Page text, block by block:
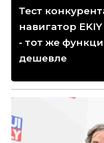
Тест
навигатор
- тот же
дешевле